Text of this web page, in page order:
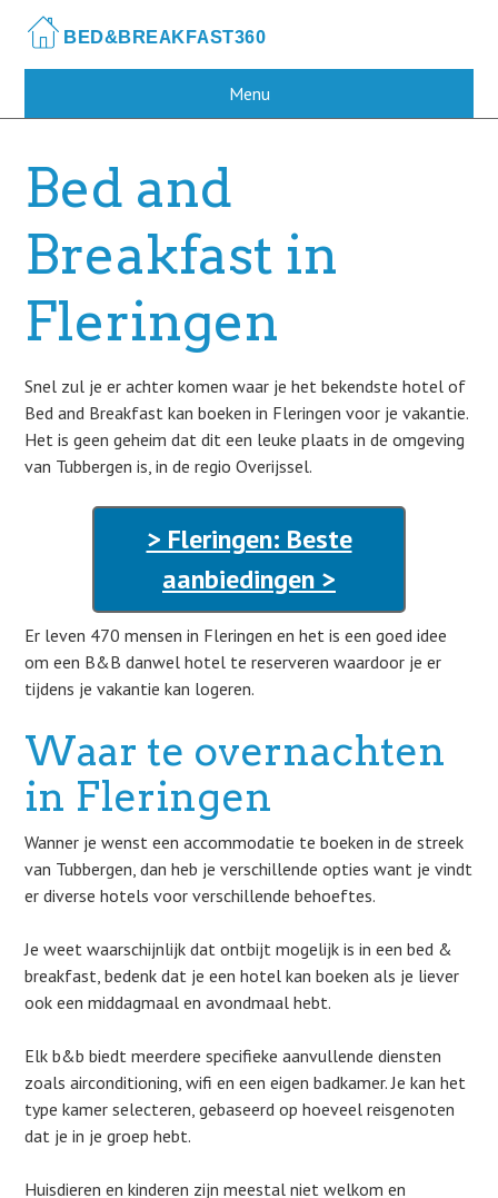
main
Menu
Bed and
Breakfast in
Fleringen
Snel zul je er achter komen waar je het bekendste hotel of
Bed and Breakfast kan boeken in Fleringen voor je vakantie.
Het is geen geheim dat dit een leuke plaats in de omgeving
van Tubbergen is, in de regio Overijssel.
> Fleringen: Beste
aanbiedingen >
Er leven 470 mensen in Fleringen en het is een goed idee
om een B&B danwel hotel te reserveren waardoor je er
tijdens je vakantie kan logeren.
Waar te overnachten
in Fleringen
Wanner je wenst een accommodatie te boeken in de streek
van Tubbergen, dan heb je verschillende opties want je vindt
er diverse hotels voor verschillende behoeftes.
Je weet waarschijnlijk dat ontbijt mogelijk is in een bed &
breakfast, bedenk dat je een hotel kan boeken als je liever
ook een middagmaal en avondmaal hebt.
Elk b&b biedt meerdere specifieke aanvullende diensten
zoals airconditioning, wifi en een eigen badkamer. Je kan het
type kamer selecteren, gebaseerd op hoeveel reisgenoten
dat je in je groep hebt.
Huisdieren en kinderen zijn meestal niet welkom en